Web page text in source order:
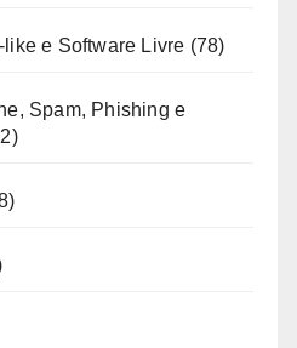
e Software Livre (78)
Spam, Phishing e